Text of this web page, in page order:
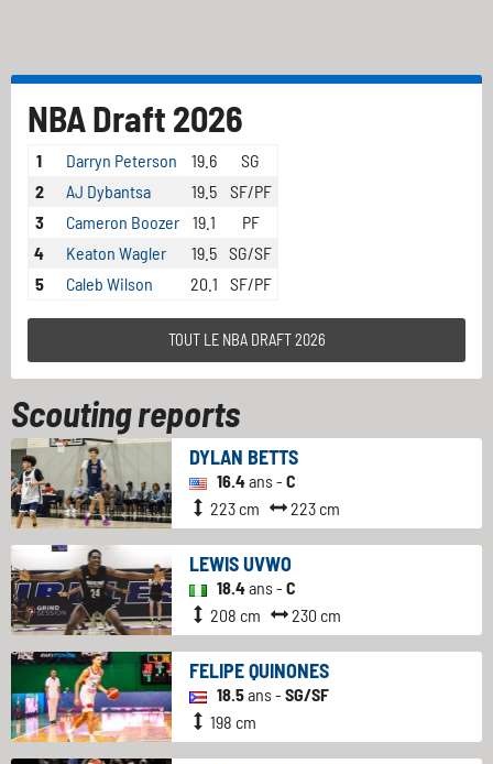
NBA Draft 2026
1 Darryn Peterson 19.6
SG
2
AJ Dybantsa 19.5
SF/PF
3
Cameron Boozer 19.1
PF
4
Keaton Wagler 19.5 SG/SF
5
Caleb Wilson 20.1 SF/PF
TOUT LE NBA DRAFT 2026
Scouting reports
DYLAN BETTS
16.4ans - C
223 cm
223 cm
LEWIS UVWO
18.4ans - C
208 cm
230 cm
FELIPE QUINONES
18.5ans - SG/SF
198 cm